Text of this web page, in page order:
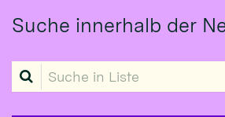
Suche innerhalb der
Suche in Liste